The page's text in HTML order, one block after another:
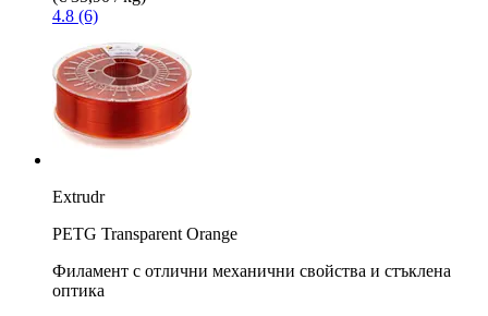
4.8 (6)
Extrudr
PETG Transparent Orange
Филамент с отлични механични свойства и стъклена
оптика